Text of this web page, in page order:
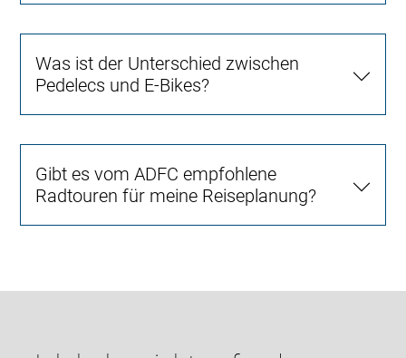
Was ist der Unterschied zwischen
Pedelecs und E-Bikes?
Gibt es vom ADFC empfohlene
Radtouren für meine Reiseplanung?